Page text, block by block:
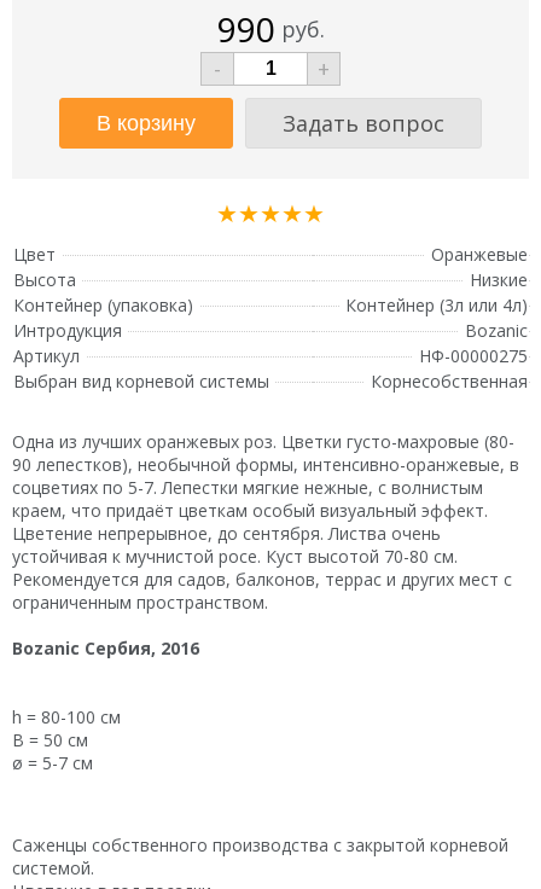
990 руб.
-
+
Задать вопрос
★★★★★
Цвет
Оранжевые
Высота
Низкие
Контейнер (упаковка)
Контейнер (3л или 4л)
Интродукция
Bozanic
Артикул
НФ-00000275
Выбран вид корневой системы
Корнесобственная
Одна из лучших оранжевых роз. Цветки густо-махровые (80-
90 лепестков), необычной формы, интенсивно-оранжевые, в
соцветиях по 5-7. Лепестки мягкие нежные, с волнистым
краем, что придаёт цветкам особый визуальный эффект.
Цветение непрерывное, до сентября. Листва очень
устойчивая к мучнистой росе. Куст высотой 70-80 см.
Рекомендуется для садов, балконов, террас и других мест с
ограниченным пространством.
Bozanic Сербия, 2016
h = 80-100 см
В = 50 см
ø = 5-7 см
Саженцы собственного производства с закрытой корневой
системой.